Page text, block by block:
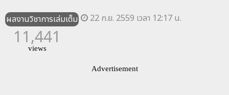
ผลงานวิชาการเล่มเต็ม 22 ก.ย. 2559 เวลา 12:17 น.
11,441
views
Advertisement